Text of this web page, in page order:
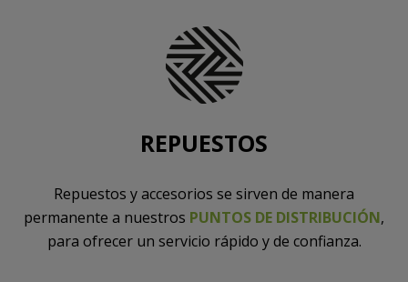
REPUESTOS
Repuestos y accesorios se sirven de manera
permanente a nuestros PUNTOS DE DISTRIBUCIÓN,
para ofrecer un servicio rápido y de confianza.